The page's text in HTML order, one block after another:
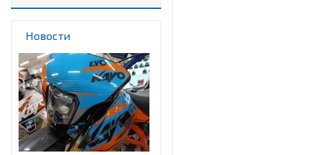
Новости